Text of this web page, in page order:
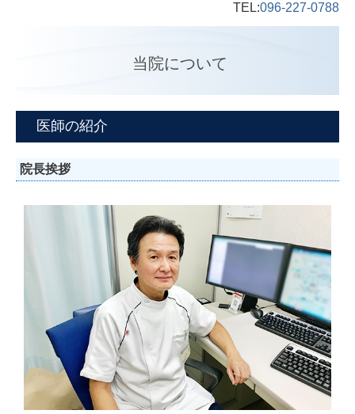
TEL:096-227-0788
当院について
医師の紹介
院長挨拶